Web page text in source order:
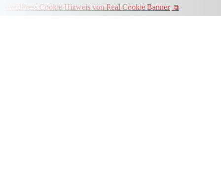
WordPress Cookie Hinweis von Real Cookie Banner